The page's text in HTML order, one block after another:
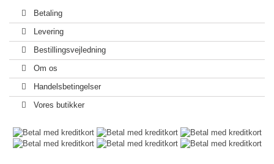
Betaling
Levering
Bestillingsvejledning
Om os
Handelsbetingelser
Vores butikker